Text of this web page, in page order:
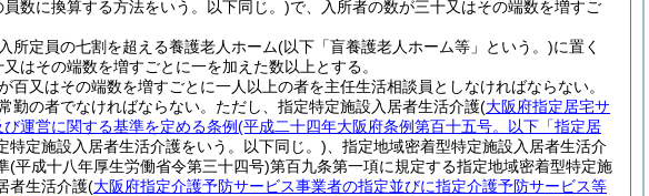
数に換算する方法をいう。以下同じ。)で、入所者の数が三十又はその端数を増すご
所定員の七割を超える養護老人ホーム(以下「盲養護老人ホーム等」という。)に置く
はその端数を増すごとに一を加えた数以上とする。
百又はその端数を増すごとに一人以上の者を主任生活相談員としなければならない。
の者でなければならない。 ただし、指定特定施設入居者生活介護(大阪府指定居宅サ
運営に関する基準を定める条例(平成二十四年大阪府条例第百十五号。以下「指定居
特定施設入居者生活介護をいう。以下同じ。) 、指定地域密着型特定施設入居者生活介
(平成十八年厚生労働省令第三十四号)第百九条第一項に規定する指定地域密着型特定施
者生活介護(大阪府指定介護予防サービス事業者の指定並びに指定介護予防サービス等